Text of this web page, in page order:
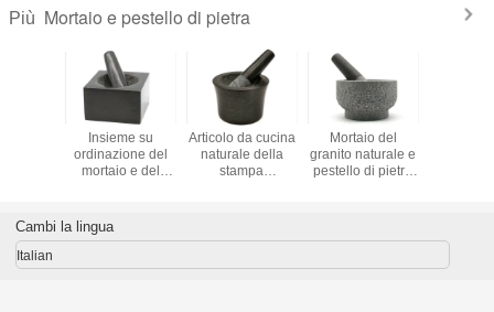
Più Mortaio e pestello di pietra
la
Set
Insieme su
ordinazione del
mortaio e del
del quadrato per
la cucina
Articolo da cucina
naturale della
stampa
Mortaio del
granito naturale e
pestello di pietra
Cambi la lingua
Italian